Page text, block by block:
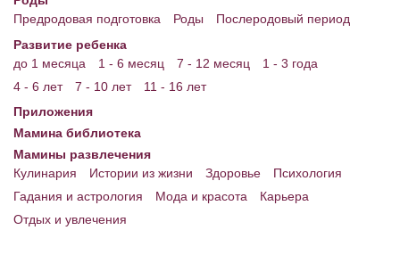
Предродовая подготовка
Роды
Послеродовый период
Развитие ребенка
до 1 месяца
1 - 6 месяц 7 - 12 месяц
1 - 3 года
4 - 6 лет
7 - 10 лет
11 - 16 лет
Приложения
Мамина библиотека
Мамины развлечения
Кулинария
Истории из жизни Здоровье
Психология
Гадания и астрология
Мода и красота
Карьера
Отдых и увлечения